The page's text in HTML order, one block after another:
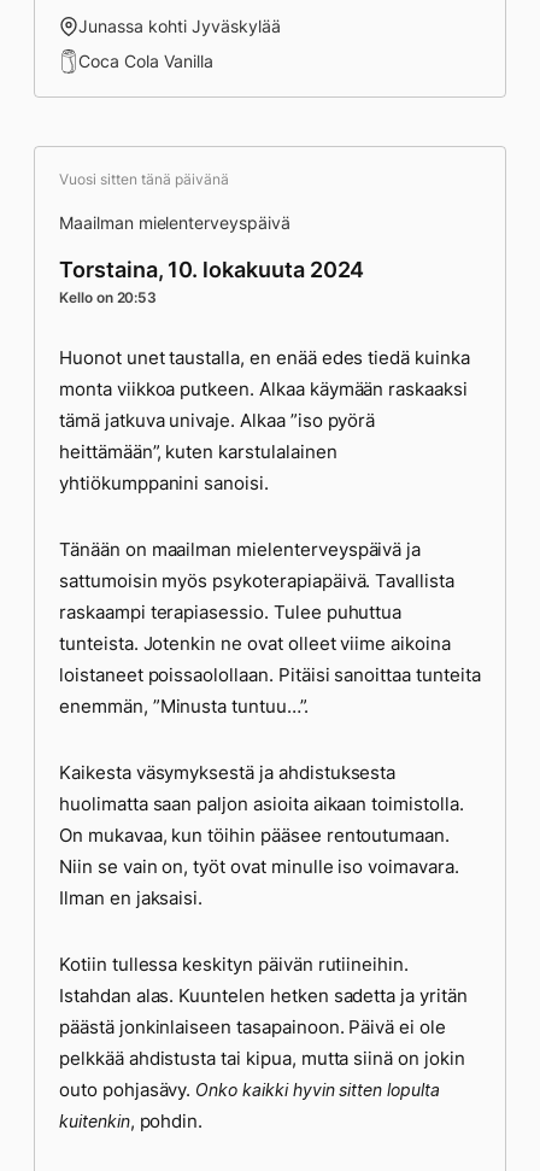
Junassa kohti Jyväskylää
Coca Cola Vanilla
Vuosi sitten tänä päivänä
Maailman mielenterveyspäivä
Torstaina, 10. lokakuuta 2024
Kello on 20:53
Huonot unet taustalla, en enää edes tiedä kuinka
monta viikkoa putkeen. Alkaa käymään raskaaksi
tämä jatkuva univaje. Alkaa ”iso pyörä
heittämään”, kuten karstulalainen
yhtiökumppanini sanoisi.
Tänään on maailman mielenterveyspäivä ja
sattumoisin myös psykoterapiapäivä. Tavallista
raskaampi terapiasessio. Tulee puhuttua
tunteista. Jotenkin ne ovat olleet viime aikoina
loistaneet poissaolollaan. Pitäisi sanoittaa tunteita
enemmän, ”Minusta tuntuu…”.
Kaikesta väsymyksestä ja ahdistuksesta
huolimatta saan paljon asioita aikaan toimistolla.
On mukavaa, kun töihin pääsee rentoutumaan.
Niin se vain on, työt ovat minulle iso voimavara.
Ilman en jaksaisi.
Kotiin tullessa keskityn päivän rutiineihin.
Istahdan alas. Kuuntelen hetken sadetta ja yritän
päästä jonkinlaiseen tasapainoon. Päivä ei ole
pelkkää ahdistusta tai kipua, mutta siinä on jokin
outo pohjasävy. Onko kaikki hyvin sitten lopulta
kuitenkin, pohdin.